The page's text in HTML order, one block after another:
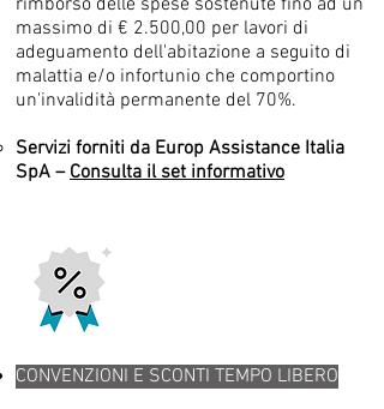
rimborso delle spese sostenute fino ad un
massimo di € 2.500,00 per lavori di
adeguamento dell'abitazione a seguito di
malattia e/o infortunio che comportino
un'invalidità permanente del 70%.
Servizi forniti da Europ Assistance Italia
SpA –Consulta il set informativo
CONVENZIONI E SCONTI TEMPO LIBERO